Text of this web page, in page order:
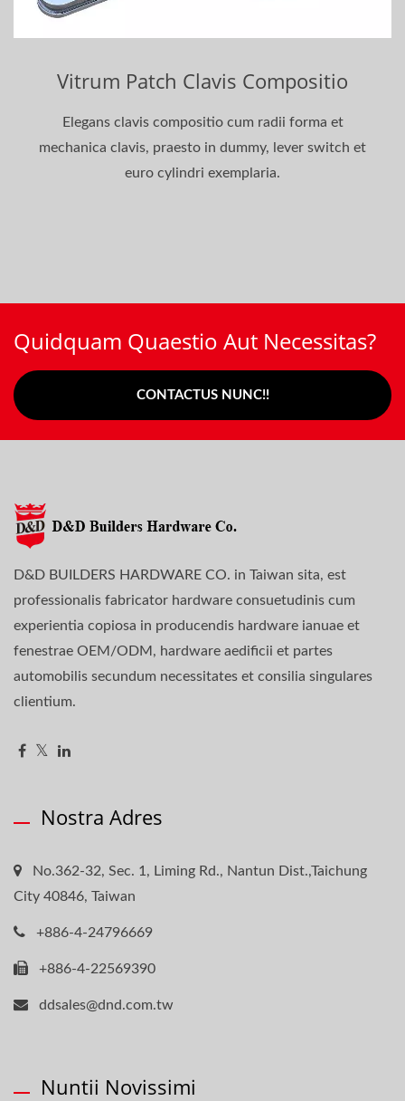
Vitrum Patch Clavis Compositio
Elegans clavis compositio cum radii forma et
mechanica clavis, praesto in dummy, lever switch et
euro cylindri exemplaria.
Quidquam Quaestio Aut Necessitas?
CONTACTUS NUNC!!
D&D BUILDERS HARDWARE CO. in Taiwan sita, est
professionalis fabricator hardware consuetudinis cum
experientia copiosa in producendis hardware ianuae et
fenestrae OEM/ODM, hardware aedificii et partes
automobilis secundum necessitates et consilia singulares
clientium.
Nostra Adres
No.362-32, Sec. 1, Liming Rd., Nantun Dist.,Taichung
City 40846, Taiwan
+886-4-24796669
+886-4-22569390
ddsales@dnd.com.tw
Nuntii Novissimi